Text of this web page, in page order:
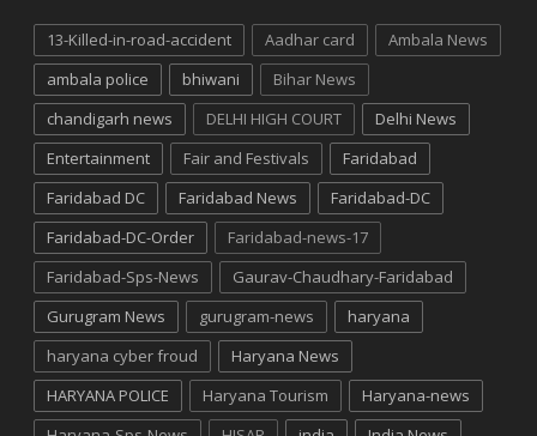
13-Killed-in-road-accident Aadhar card
Ambala News
ambala police
bhiwani
Bihar News
chandigarh news
DELHI HIGH COURT
Delhi News
Entertainment
Fair and Festivals
Faridabad
Faridabad DC
Faridabad News
Faridabad-DC
Faridabad-DC-Order
Faridabad-news-17
Faridabad-Sps-News
Gaurav-Chaudhary-Faridabad
Gurugram News
gurugram-news
haryana
haryana cyber froud
Haryana News
HARYANA POLICE
Haryana Tourism
Haryana-news